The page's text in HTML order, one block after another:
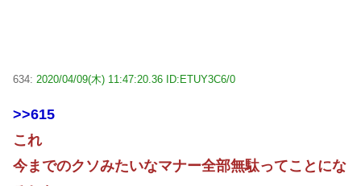
634: 2020/04/09(木) 11:47:20.36 ID:ETUY3C6/0
>>615
これ
今までのクソみたいなマナー全部無駄ってことにな